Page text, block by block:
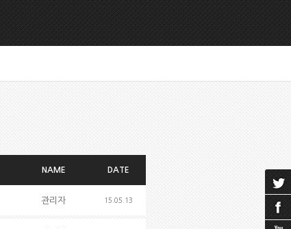
NAME DATE
관리자 15.05.13